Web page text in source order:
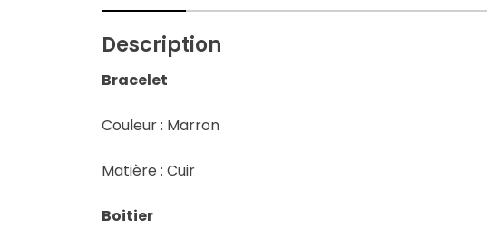
Description
Bracelet
Couleur : Marron
Matière : Cuir
Boitier